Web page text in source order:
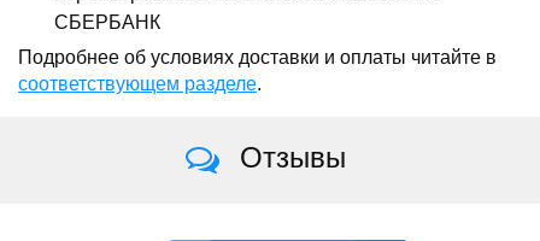
СБЕРБАНК
Подробнее об условиях доставки и оплаты читайте в
соответствующем разделе.
Отзывы